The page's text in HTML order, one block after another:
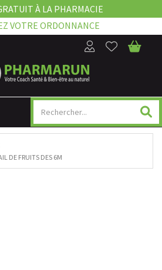
À LA PHARMACIE
VOTRE ORDONNANCE
DE FRUITS DES 6M